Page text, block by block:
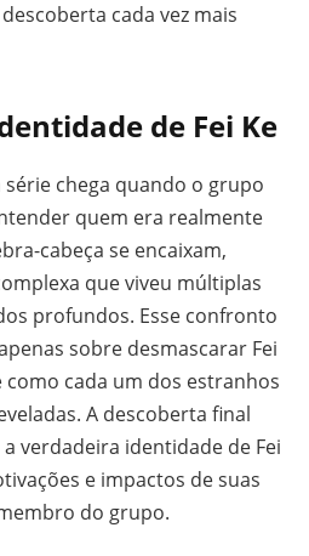
cada vez mais
de Fei Ke
chega quando o grupo
quem era realmente
cabeça se encaixam,
que viveu múltiplas
profundos. Esse confronto
sobre desmascarar Fei
cada um dos estranhos
A descoberta final
verdadeira identidade de Fei
e impactos de suas
do grupo.